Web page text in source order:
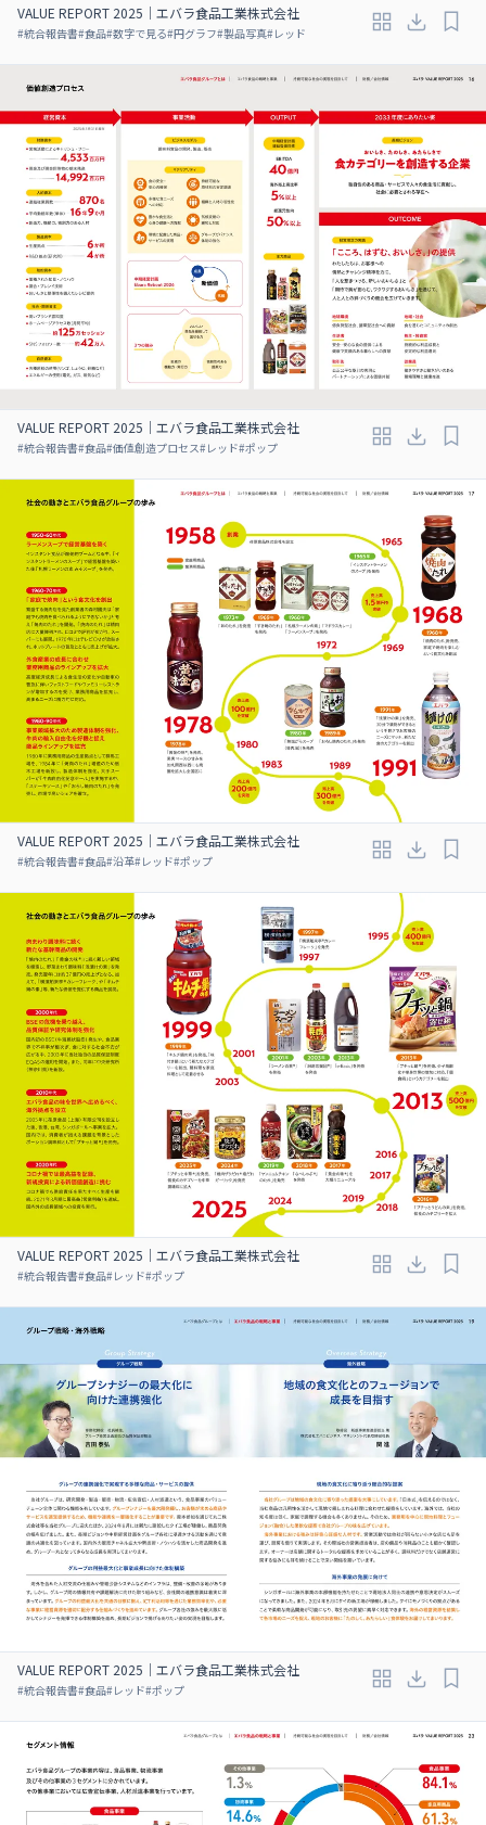
VALUE REPORT 2025｜エバラ食品工業株式会社
#統合報告書#食品#数字で見る#円グラフ#製品写真#レッド
VALUE REPORT 2025｜エバラ食品工業株式会社
#統合報告書#食品#価値創造プロセス#レッド#ポップ
VALUE REPORT 2025｜エバラ食品工業株式会社
#統合報告書#食品#沿革#レッド#ポップ
VALUE REPORT 2025｜エバラ食品工業株式会社
#統合報告書#食品#レッド#ポップ
VALUE REPORT 2025｜エバラ食品工業株式会社
#統合報告書#食品#レッド#ポップ